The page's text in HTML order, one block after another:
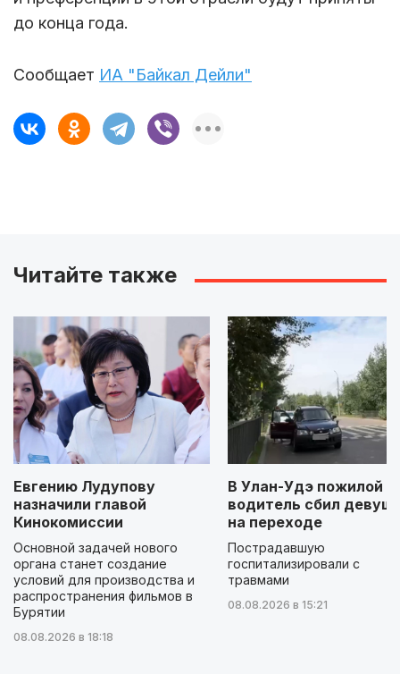
до конца года.
Сообщает ИА "Байкал Дейли"
Читайте также
Евгению Лудупову
назначили главой
Кинокомиссии
Основной задачей нового
органа станет создание
условий для производства и
распространения фильмов в
Бурятии
08.08.2026 в 18:18
В Улан-Удэ пожилой
водитель сбил
на переходе
Пострадавшую
госпитализировали с
травмами
08.08.2026 в 15:21